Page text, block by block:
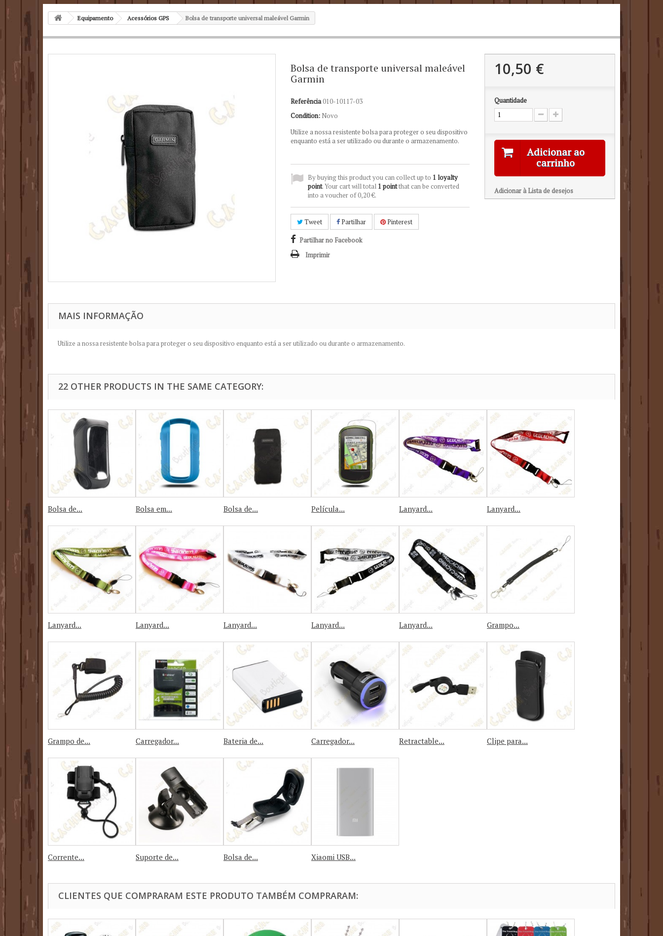
Equipamento Acessórios GPS Bolsa de transporte universal maleável Garmin
Bolsa de transporte universal maleável
Garmin
Referência010-10117-03
Condition: Novo
Utilize a nossa resistente bolsa para proteger o seu dispositivo
enquanto está a ser utilizado ou durante o armazenamento.
By buying this product you can collect up to 1 loyalty
point. Your cart will total 1 pointthat can be converted
into a voucher of0,20 €.
Tweet Partilhar Pinterest
Partilhar no Facebook
Imprimir
10,50 €
Quantidade
Adicionar ao
carrinho
Adicionar à Lista de desejos
MAIS INFORMAÇÃO
Utilize a nossa resistente bolsa para proteger o seu dispositivo enquanto está a ser utilizado ou durante o armazenamento.
22 OTHER PRODUCTS IN THE SAME CATEGORY:
Bolsa de... Bolsa em... Bolsa de... Película... Lanyard... Lanyard...
Lanyard... Lanyard... Lanyard... Lanyard... Lanyard... Grampo...
Grampo de... Carregador... Bateria de... Carregador... Retractable... Clipe para...
Corrente... Suporte de... Bolsa de... Xiaomi USB...
CLIENTES QUE COMPRARAM ESTE PRODUTO TAMBÉM COMPRARAM: